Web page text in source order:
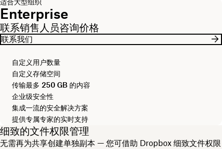
Enterprise
联系销售人员咨询价格
联系我们
自定义用户数量
自定义存储空间
传输最多 250 GB 的内容
企业级安全性
集成一流的安全解决方案
提供专属专家的实时支持
细致的文件权限管理
无需再为共享创建单独副本 — 您可借助 Dropbox 细致文件权限